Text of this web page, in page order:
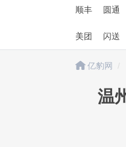
顺丰 圆通
美团 闪送
亿豹网
温